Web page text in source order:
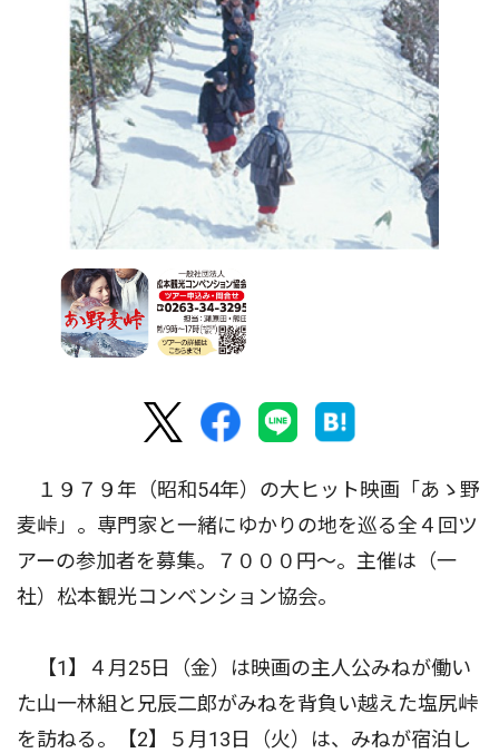
１９７９年（昭和54年）の大ヒット映画「あゝ野
麦峠」。専門家と一緒にゆかりの地を巡る全４回ツ
アーの参加者を募集。７０００円〜。主催は（一
社）松本観光コンベンション協会。
【1】４月25日（金）は映画の主人公みねが働い
た山一林組と兄辰二郎がみねを背負い越えた塩尻峠
を訪ねる。【2】５月13日（火）は、みねが宿泊し